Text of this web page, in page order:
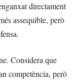
directament
assequible, però
Considera que
competència, però